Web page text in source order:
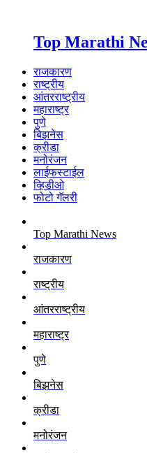
Top Marathi
राजकारण
राष्ट्रीय
आंतरराष्ट्रीय
महाराष्ट्र
पुणे
बिझनेस
क्रीडा
मनोरंजन
लाईफस्टाईल
व्हिडीओ
फोटो गॅलरी
Top Marathi News
राजकारण
राष्ट्रीय
आंतरराष्ट्रीय
महाराष्ट्र
पुणे
बिझनेस
क्रीडा
मनोरंजन